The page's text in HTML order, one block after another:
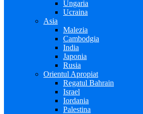
Ungaria
Ucraina
Asia
Malezia
Cambodgia
India
Japonia
Rusia
Orientul Apropiat
Regatul Bahrain
Israel
Iordania
Palestina